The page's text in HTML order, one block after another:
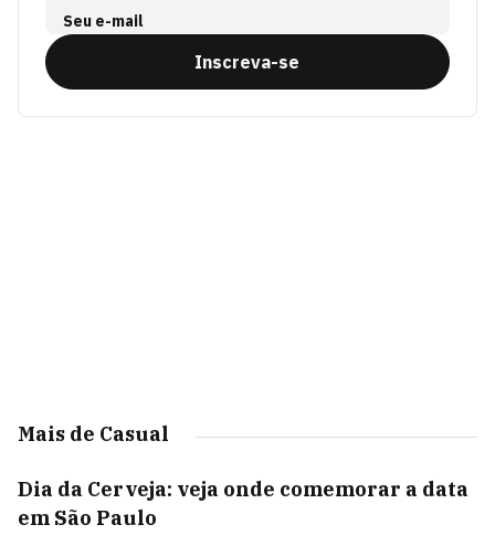
Seu e-mail
Inscreva-se
Mais de Casual
Dia da Cerveja: veja onde comemorar a data
em São Paulo